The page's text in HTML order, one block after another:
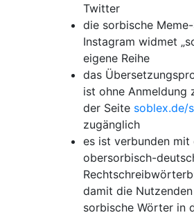
Twitter
die sorbische
Instagram widmet
eigene Reihe
das
ist ohne Anmeldung
der Seite soblex.de/
zugänglich
es ist verbunden mit
obersorbisch-
damit die
sorbische Wörter in